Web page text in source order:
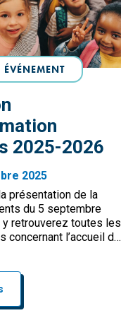
ÉVÉNEMENT
2025-2026
2025
présentation de la
du 5 septembre
y retrouverez toutes les
concernant l’accueil de